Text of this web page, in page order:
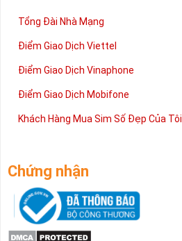
Tổng Đài Nhà Mạng
Điểm Giao Dịch Viettel
Điểm Giao Dịch Vinaphone
Điểm Giao Dịch Mobifone
Khách Hàng Mua Sim Số Đẹp Của Tôi
Chứng nhận